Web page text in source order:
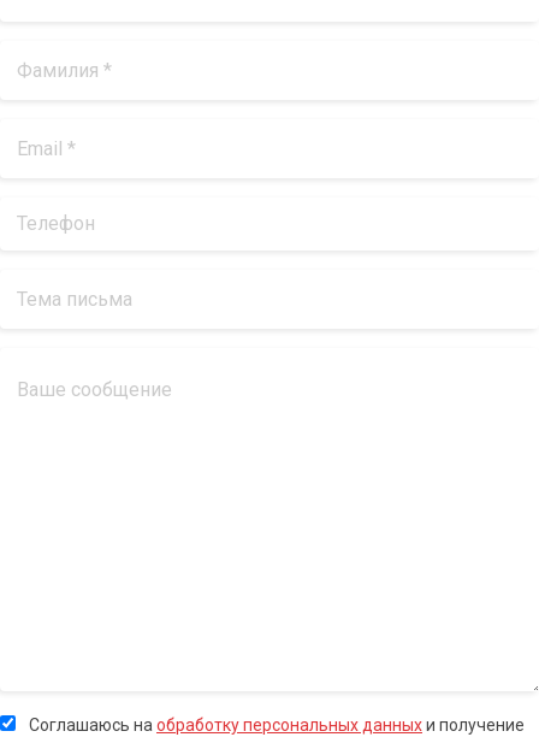
Соглашаюсь на обработку персональных данныхи получение